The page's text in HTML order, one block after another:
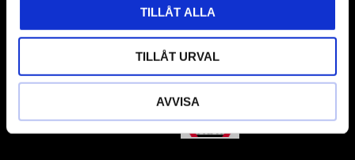
TILLÅT ALLA
TILLÅT URVAL
AVVISA
gärna om vad som helst då vi gör vårt yttersta för att hjälpa
kunden.